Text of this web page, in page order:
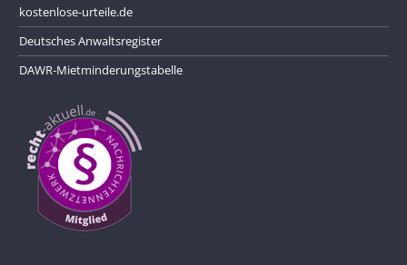
kostenlose-urteile.de
Deutsches Anwaltsregister
DAWR-Mietminderungstabelle